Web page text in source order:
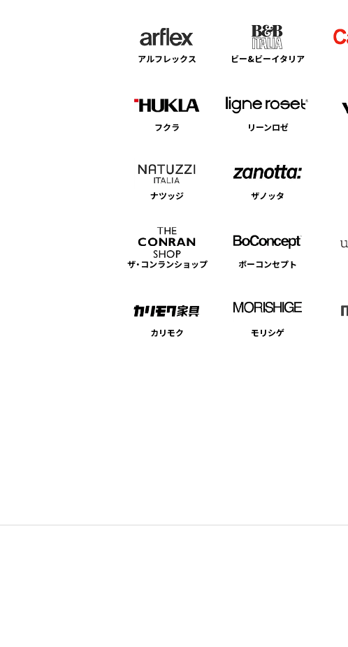
アルフレックス ビー&ビーイタリア
フクラ リーンロゼ
ナツッジ ザノッタ
ザ・コンランショップ ボーコンセプト
カリモク モリシゲ